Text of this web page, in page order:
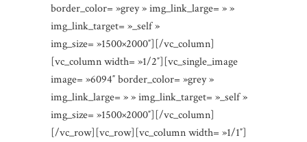
border_color= »grey » img_link_large= » »
img_link_target= »_self »
img_size= »1500×2000″][/vc_column]
[vc_column width= »1/2″][vc_single_image
image= »6094″ border_color= »grey »
img_link_large= » » img_link_target= »_self »
img_size= »1500×2000″][/vc_column]
[/vc_row][vc_row][vc_column width= »1/1″]